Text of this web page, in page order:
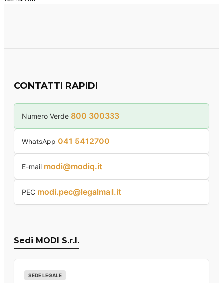
CONTATTI RAPIDI
Numero Verde 800 300333
WhatsApp 041 5412700
E-mail modi@modiq.it
PEC modi.pec@legalmail.it
Sedi MODI S.r.l.
SEDE LEGALE